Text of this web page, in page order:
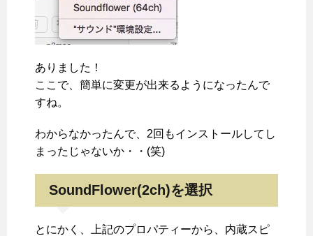
ありました！
ここで、簡単に変更が出来るようになったんで
すね。
わからなかったんで、2回もインストールしてし
まったじゃないか・・(笑)
SoundFlower(2ch)を選択
とにかく、上記のプロパティーから、内蔵スピ